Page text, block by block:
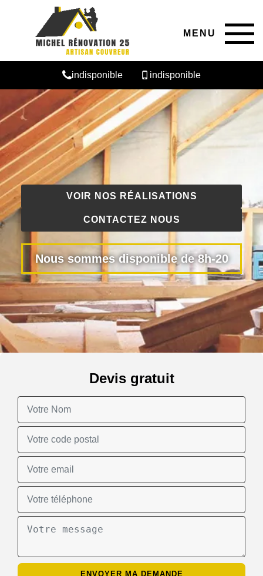
MENU
indisponible indisponible
VOIR NOS RÉALISATIONS
CONTACTEZ NOUS
Nous sommes disponible de 8h-20
Devis gratuit